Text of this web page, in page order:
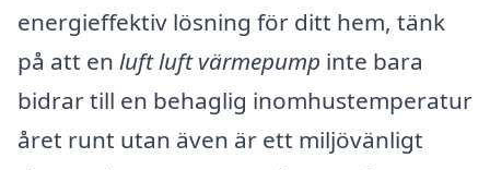
energieffektiv lösning för ditt hem, tänk
på att en luft luft värmepump inte bara
bidrar till en behaglig inomhustemperatur
året runt utan även är ett miljövänligt